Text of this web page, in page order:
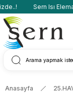
Sern Isı
Anasayfa